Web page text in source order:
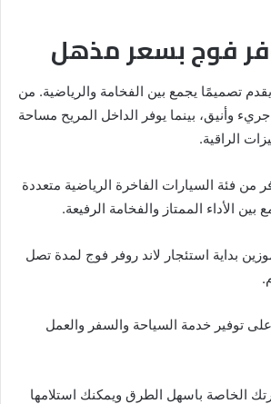
فوج بسعر مذهل
تصميمًا يجمع بين الفخامة والرياضية. من
وأنيق، بينما يوفر الداخل المريح مساحة
الراقية.
من فئة السيارات الفاخرة الرياضية متعددة
الأداء الممتاز والفخامة الرفيعة.
بداية استئجار لاند روفر فوج لمدة تصل
توفير خدمة السياحة والسفر والعمل
الخاصة باسهل الطرق ويمكنك استلامها